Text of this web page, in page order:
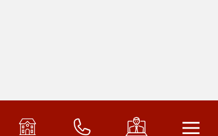
アカデミー・オブ・ファースト・パシフィック運営の
武田塾はこちら！